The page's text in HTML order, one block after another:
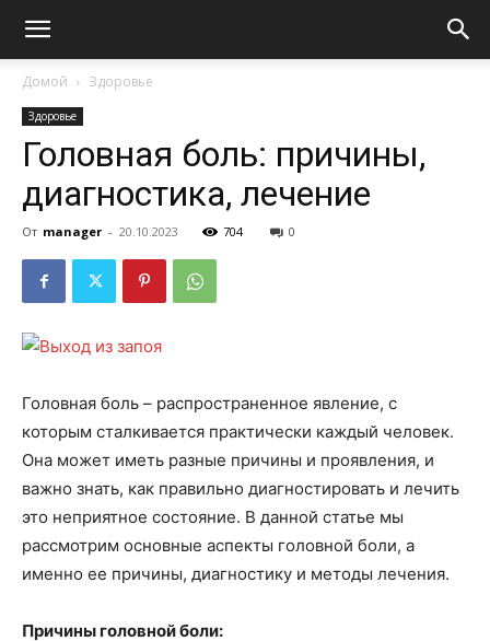
Домой Здоровье
Здоровье
Головная боль: причины,
диагностика, лечение
От manager - 20.10.2023 704 0
Головная боль – распространенное явление, с
которым сталкивается практически каждый человек.
Она может иметь разные причины и проявления, и
важно знать, как правильно диагностировать и лечить
это неприятное состояние. В данной статье мы
рассмотрим основные аспекты головной боли, а
именно ее причины, диагностику и методы лечения.
Причины головной боли: